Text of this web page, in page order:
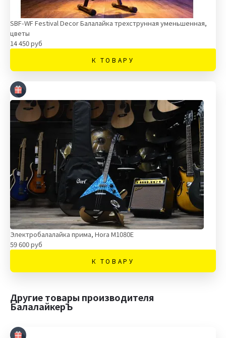
SBF-WF Festival Decor Балалайка трехструнная уменьшенная,
цветы
14 450 руб
К ТОВАРУ
Электробалалайка прима, Hora M1080E
59 600 руб
К ТОВАРУ
Другие товары производителя
БалалайкерЪ